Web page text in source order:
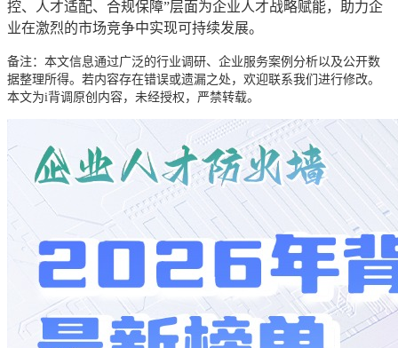
控、人才适配、合规保障”层面为企业人才战略赋能，助力企
业在激烈的市场竞争中实现可持续发展。
备注：本文信息通过广泛的行业调研、企业服务案例分析以及公开数
据整理所得。若内容存在错误或遗漏之处，欢迎联系我们进行修改。
本文为i背调原创内容，未经授权，严禁转载。